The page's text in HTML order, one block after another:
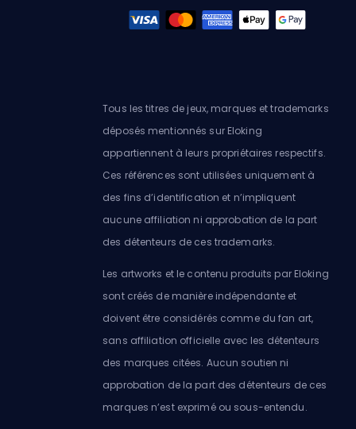
Tous les titres de jeux, marques et trademarks
déposés mentionnés sur Eloking
appartiennent à leurs propriétaires respectifs.
Ces références sont utilisées uniquement à
des fins d’identification et n’impliquent
aucune affiliation ni approbation de la part
des détenteurs de ces trademarks.
Les artworks et le contenu produits par Eloking
sont créés de manière indépendante et
doivent être considérés comme du fan art,
sans affiliation officielle avec les détenteurs
des marques citées. Aucun soutien ni
approbation de la part des détenteurs de ces
marques n’est exprimé ou sous-entendu.